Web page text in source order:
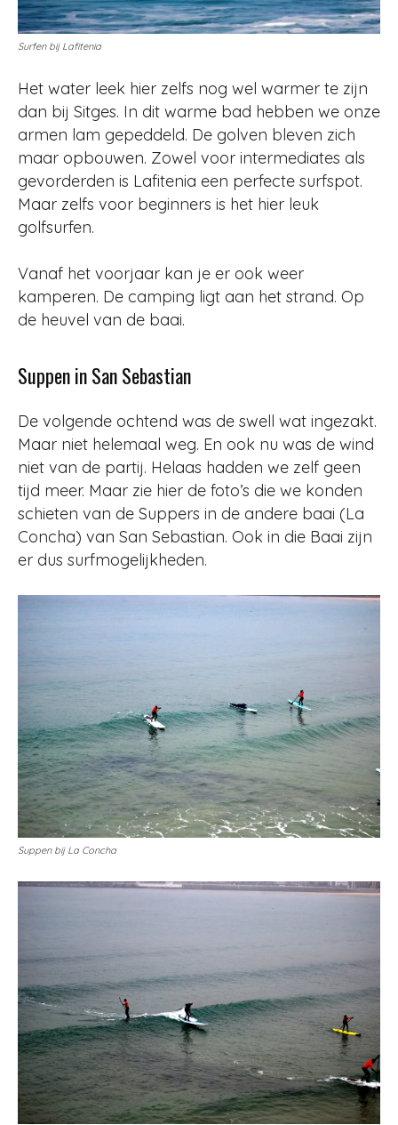
Surfen bij Lafitenia
Het water leek hier zelfs nog wel warmer te zijn
dan bij Sitges. In dit warme bad hebben we onze
armen lam gepeddeld. De golven bleven zich
maar opbouwen. Zowel voor intermediates als
gevorderden is Lafitenia een perfecte surfspot.
Maar zelfs voor beginners is het hier leuk
golfsurfen.
Vanaf het voorjaar kan je er ook weer
kamperen. De camping ligt aan het strand. Op
de heuvel van de baai.
Suppen in San Sebastian
De volgende ochtend was de swell wat ingezakt.
Maar niet helemaal weg. En ook nu was de wind
niet van de partij. Helaas hadden we zelf geen
tijd meer. Maar zie hier de foto’s die we konden
schieten van de Suppers in de andere baai (La
Concha) van San Sebastian. Ook in die Baai zijn
er dus surfmogelijkheden.
Suppen bij La Concha